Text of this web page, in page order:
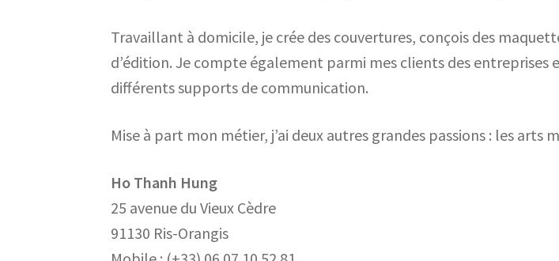
Travaillant à domicile, je crée des couvertures, conçois des
d’édition. Je compte également parmi mes clients des
différents supports de communication.
Mise à part mon métier, j’ai deux autres grandes passions : les arts
Ho Thanh Hung
25 avenue du Vieux Cèdre
91130 Ris-Orangis